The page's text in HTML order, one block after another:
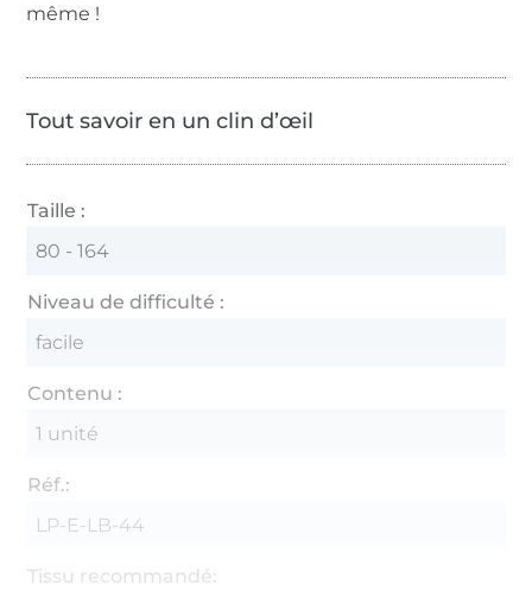
même !
Tout savoir en un clin d’œil
Taille :
80 - 164
Niveau de difficulté :
facile
Contenu :
1 unité
Réf.:
LP-E-LB-44
Tissu recommandé: